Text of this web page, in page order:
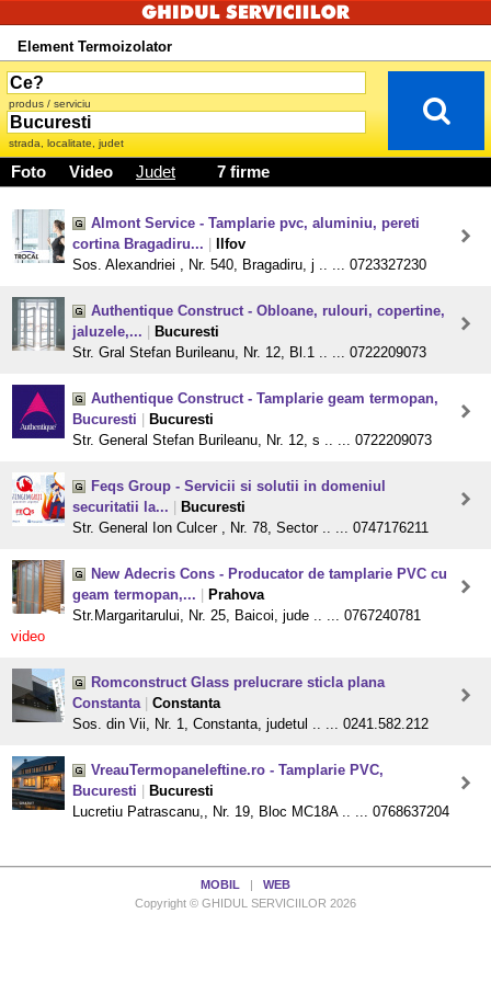
Element Termoizolator
produs / serviciu
strada, localitate, judet
Foto Video Judet 7 firme
Almont Service - Tamplarie pvc, aluminiu, pereti
cortina Bragadiru...
Ilfov
Sos. Alexandriei , Nr. 540, Bragadiru, j .. ... 0723327230
Authentique Construct - Obloane, rulouri, copertine,
jaluzele,...
Bucuresti
Str. Gral Stefan Burileanu, Nr. 12, Bl.1 .. ... 0722209073
Authentique Construct - Tamplarie geam termopan,
Bucuresti
Bucuresti
Str. General Stefan Burileanu, Nr. 12, s .. ... 0722209073
Feqs Group - Servicii si solutii in domeniul
securitatii la...
Bucuresti
Str. General Ion Culcer , Nr. 78, Sector .. ... 0747176211
New Adecris Cons - Producator de tamplarie PVC cu
geam termopan,...
Prahova
Str.Margaritarului, Nr. 25, Baicoi, jude .. ... 0767240781
video
Romconstruct Glass prelucrare sticla plana
Constanta
Constanta
Sos. din Vii, Nr. 1, Constanta, judetul .. ... 0241.582.212
VreauTermopaneIeftine.ro - Tamplarie PVC,
Bucuresti
Bucuresti
Lucretiu Patrascanu,, Nr. 19, Bloc MC18A .. ... 0768637204
MOBIL
WEB
Copyright © GHIDUL SERVICIILOR 2026